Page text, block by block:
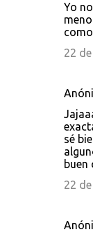
Yo
22
sé
buen
22